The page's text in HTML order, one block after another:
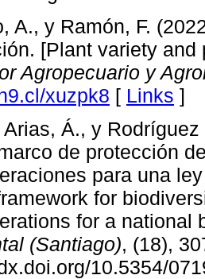
A., y Ramón, F.
[Plant variety
Agropecuario y
xuzpk8 [ Links ]
Á., y
de protección
para una
for
for a national
(Santiago), (18),
10.5354/